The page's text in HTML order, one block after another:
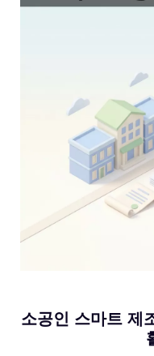
소공인 스마트 제